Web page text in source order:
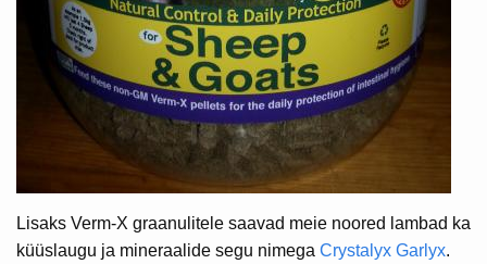
Lisaks Verm-X graanulitele saavad meie noored lambad ka
küüslaugu ja mineraalide segu nimega Crystalyx Garlyx.